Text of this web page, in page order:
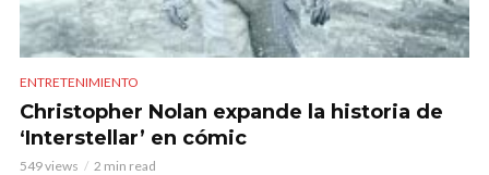
ENTRETENIMIENTO
Christopher Nolan expande la historia de
‘Interstellar’ en cómic
549 views 2 min read